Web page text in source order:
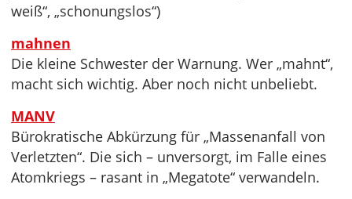
weiß“, „schonungslos“)
mahnen
Die kleine Schwester der Warnung. Wer „mahnt“,
macht sich wichtig. Aber noch nicht unbeliebt.
MANV
Bürokratische Abkürzung für „Massenanfall von
Verletzten“. Die sich – unversorgt, im Falle eines
Atomkriegs – rasant in „Megatote“ verwandeln.